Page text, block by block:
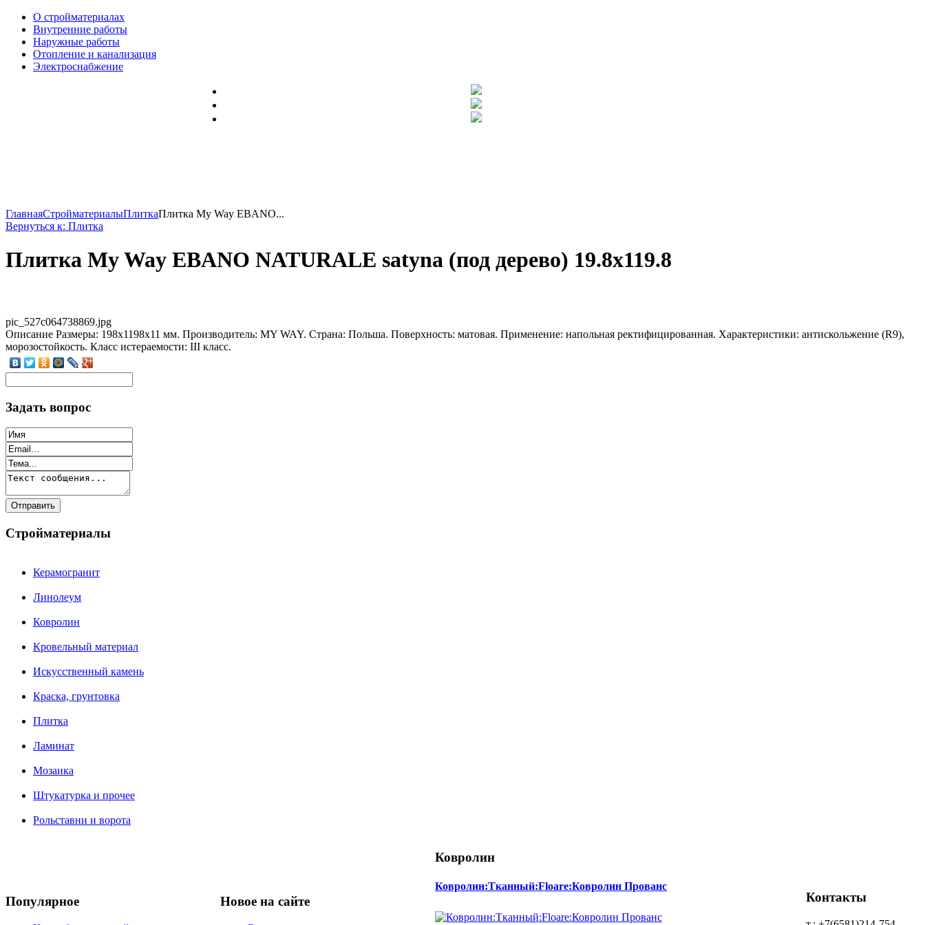
О стройматериалах
Внутренние работы
Наружные работы
Отопление и канализация
Электроснабжение
ГлавнаяСтройматериалыПлиткаПлитка My Way EBANO...
Вернуться к: Плитка
Плитка My Way EBANO NATURALE satyna (под дерево) 19.8x119.8
pic_527c064738869.jpg
Описание Размеры: 198x1198x11 мм. Производитель: MY WAY. Страна: Польша. Поверхность: матовая. Применение: напольная ректифицированная. Характеристики: антискольжение (R9),
морозостойкость. Класс истераемости: III класс.
Задать вопрос
Стройматериалы
Керамогранит
Линолеум
Ковролин
Кровельный материал
Искусственный камень
Краска, грунтовка
Плитка
Ламинат
Мозаика
Штукатурка и прочее
Рольставни и ворота
Популярное Новое на сайте
Ковролин
Ковролин:Тканный:Floare:Ковролин Прованс
Контакты